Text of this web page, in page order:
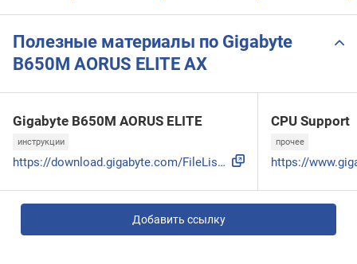
Полезные материалы по Gigabyte
B650M AORUS ELITE AX
Gigabyte B650M AORUS ELITE
инструкции
https://download.gigabyte.com/FileList/Manual/mb_manual_b65...
CPU Support
прочее
Добавить ссылку